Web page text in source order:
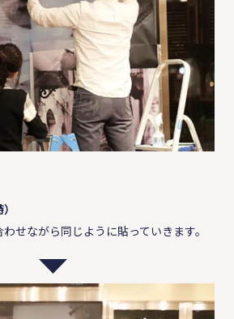
せながら同じように貼っていきます。